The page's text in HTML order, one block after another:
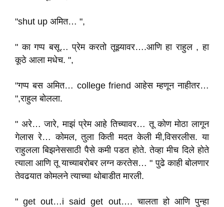
"shut up अमित… ",
" का गप्प बसू… प्रेम करतो तूझ्यावर….आणि हा राहुल , हा
कूठे आला मधेच. ",
"गप्प बस अमित… college friend आहेस म्हणून नाहीतर…
",राहुल बोलला.
" अरे… जारे, माझं प्रेम आहे तिच्यावर… तू कोण मोठा लागून
गेलास रे… कोमल, तुला किती मदत केली मी,विसरलीस. या
राहुलला बिझनेससाठी पैसे कमी पडत होते. तेव्हा मीच दिले होते
त्याला आणि तू याच्याबरोबर लग्न करतेस… " पुढे काही बोलणार
तेवढयात कोमलने त्याच्या थोबाडीत मारली.
" get out…i said get out…. चालता हो आणि पुन्हा